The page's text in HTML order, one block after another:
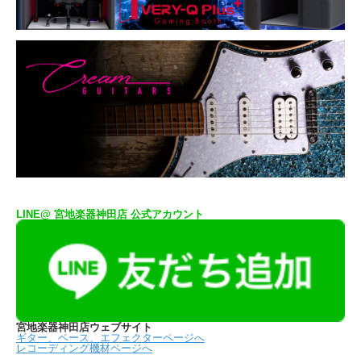
LINE@ 宮地楽器神田店 公式アカウント
宮地楽器神田店ウェブサイト
ギター、ベース、エフェクターページへ
レコーディング機材ページへ